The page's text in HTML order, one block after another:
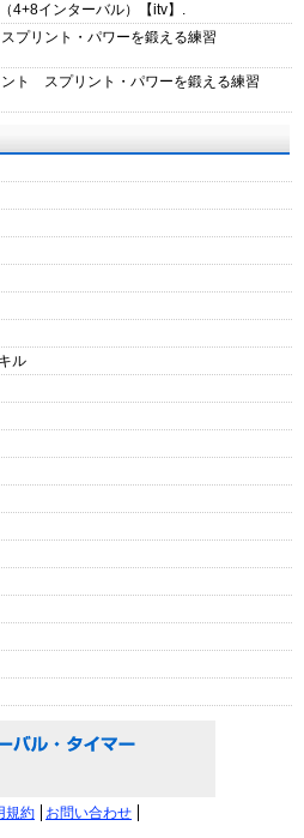
4+8インターバル）【itv】.
プリント・パワーを鍛える練習
ト スプリント・パワーを鍛える練習
ル
規約 お問い合わせ